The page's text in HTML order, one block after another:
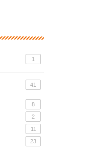
1
41
8
2
11
23